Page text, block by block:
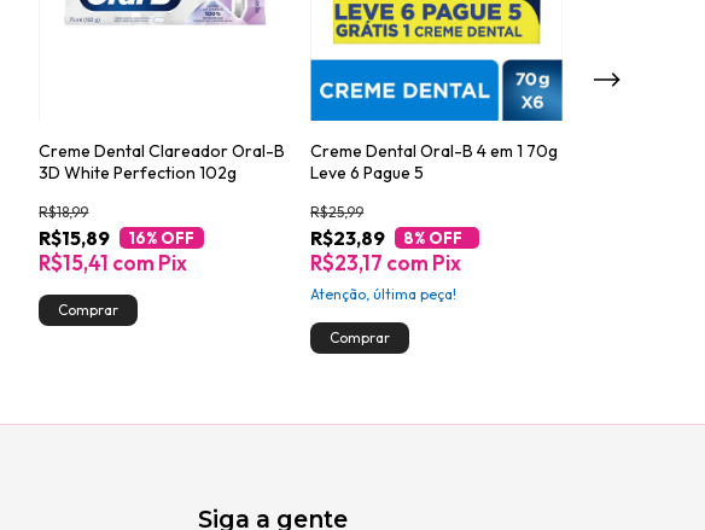
Creme Dental Clareador Oral-B
3D White Perfection 102g
R$15,89
R$18,99
16% OFF
R$15,41 com Pix
Creme Dental Oral-B 4 em 1 70g
Leve 6 Pague 5
R$23,89
R$25,99
8% OFF
R$23,17 com Pix
Atenção, última peça!
Siga a gente